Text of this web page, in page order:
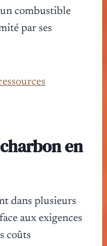
un combustible
par ses
en
dans plusieurs
aux exigences
coûts